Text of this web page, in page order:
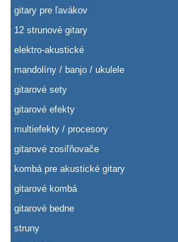
gitary pre ľavákov
12 strunové gitary
elektro-akustické
mandolíny / banjo / ukulele
gitarové sety
gitarové efekty
multiefekty / procesory
gitarové zosiľňovače
kombá pre akustické gitary
gitarové kombá
gitarové bedne
struny